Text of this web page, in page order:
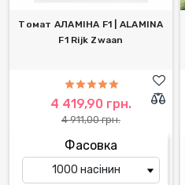
Томат АЛАМІНА F1 | ALAMINA
F1 Rijk Zwaan
4 419,90 грн.
4 911,00 грн.
Фасовка